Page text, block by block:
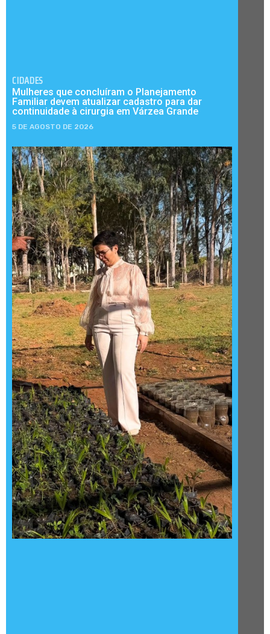
CIDADES
Mulheres que concluíram o Planejamento
Familiar devem atualizar cadastro para dar
continuidade à cirurgia em Várzea Grande
5 DE AGOSTO DE 2026